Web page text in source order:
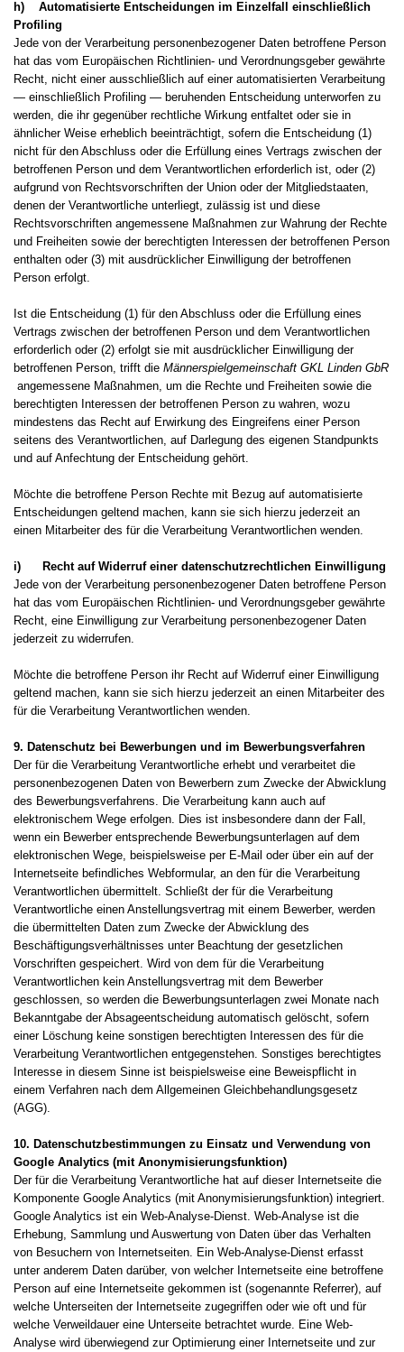
h) Automatisierte Entscheidungen im Einzelfall einschließlich
Profiling
Jede von der Verarbeitung personenbezogener Daten betroffene Person
hat das vom Europäischen Richtlinien- und Verordnungsgeber gewährte
Recht, nicht einer ausschließlich auf einer automatisierten Verarbeitung
— einschließlich Profiling — beruhenden Entscheidung unterworfen zu
werden, die ihr gegenüber rechtliche Wirkung entfaltet oder sie in
ähnlicher Weise erheblich beeinträchtigt, sofern die Entscheidung (1)
nicht für den Abschluss oder die Erfüllung eines Vertrags zwischen der
betroffenen Person und dem Verantwortlichen erforderlich ist, oder (2)
aufgrund von Rechtsvorschriften der Union oder der Mitgliedstaaten,
denen der Verantwortliche unterliegt, zulässig ist und diese
Rechtsvorschriften angemessene Maßnahmen zur Wahrung der Rechte
und Freiheiten sowie der berechtigten Interessen der betroffenen Person
enthalten oder (3) mit ausdrücklicher Einwilligung der betroffenen
Person erfolgt.
Ist die Entscheidung (1) für den Abschluss oder die Erfüllung eines
Vertrags zwischen der betroffenen Person und dem Verantwortlichen
erforderlich oder (2) erfolgt sie mit ausdrücklicher Einwilligung der
betroffenen Person, trifft die Männerspielgemeinschaft GKL Linden GbR
angemessene Maßnahmen, um die Rechte und Freiheiten sowie die
berechtigten Interessen der betroffenen Person zu wahren, wozu
mindestens das Recht auf Erwirkung des Eingreifens einer Person
seitens des Verantwortlichen, auf Darlegung des eigenen Standpunkts
und auf Anfechtung der Entscheidung gehört.
Möchte die betroffene Person Rechte mit Bezug auf automatisierte
Entscheidungen geltend machen, kann sie sich hierzu jederzeit an
einen Mitarbeiter des für die Verarbeitung Verantwortlichen wenden.
i) Recht auf Widerruf einer datenschutzrechtlichen Einwilligung
Jede von der Verarbeitung personenbezogener Daten betroffene Person
hat das vom Europäischen Richtlinien- und Verordnungsgeber gewährte
Recht, eine Einwilligung zur Verarbeitung personenbezogener Daten
jederzeit zu widerrufen.
Möchte die betroffene Person ihr Recht auf Widerruf einer Einwilligung
geltend machen, kann sie sich hierzu jederzeit an einen Mitarbeiter des
für die Verarbeitung Verantwortlichen wenden.
9. Datenschutz bei Bewerbungen und im Bewerbungsverfahren
Der für die Verarbeitung Verantwortliche erhebt und verarbeitet die
personenbezogenen Daten von Bewerbern zum Zwecke der Abwicklung
des Bewerbungsverfahrens. Die Verarbeitung kann auch auf
elektronischem Wege erfolgen. Dies ist insbesondere dann der Fall,
wenn ein Bewerber entsprechende Bewerbungsunterlagen auf dem
elektronischen Wege, beispielsweise per E-Mail oder über ein auf der
Internetseite befindliches Webformular, an den für die Verarbeitung
Verantwortlichen übermittelt. Schließt der für die Verarbeitung
Verantwortliche einen Anstellungsvertrag mit einem Bewerber, werden
die übermittelten Daten zum Zwecke der Abwicklung des
Beschäftigungsverhältnisses unter Beachtung der gesetzlichen
Vorschriften gespeichert. Wird von dem für die Verarbeitung
Verantwortlichen kein Anstellungsvertrag mit dem Bewerber
geschlossen, so werden die Bewerbungsunterlagen zwei Monate nach
Bekanntgabe der Absageentscheidung automatisch gelöscht, sofern
einer Löschung keine sonstigen berechtigten Interessen des für die
Verarbeitung Verantwortlichen entgegenstehen. Sonstiges berechtigtes
Interesse in diesem Sinne ist beispielsweise eine Beweispflicht in
einem Verfahren nach dem Allgemeinen Gleichbehandlungsgesetz
(AGG).
10. Datenschutzbestimmungen zu Einsatz und Verwendung von
Google Analytics (mit Anonymisierungsfunktion)
Der für die Verarbeitung Verantwortliche hat auf dieser Internetseite die
Komponente Google Analytics (mit Anonymisierungsfunktion) integriert.
Google Analytics ist ein Web-Analyse-Dienst. Web-Analyse ist die
Erhebung, Sammlung und Auswertung von Daten über das Verhalten
von Besuchern von Internetseiten. Ein Web-Analyse-Dienst erfasst
unter anderem Daten darüber, von welcher Internetseite eine betroffene
Person auf eine Internetseite gekommen ist (sogenannte Referrer), auf
welche Unterseiten der Internetseite zugegriffen oder wie oft und für
welche Verweildauer eine Unterseite betrachtet wurde. Eine Web-
Analyse wird überwiegend zur Optimierung einer Internetseite und zur